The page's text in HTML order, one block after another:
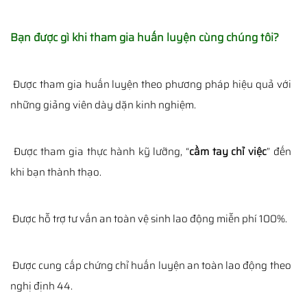
Bạn được gì khi tham gia huấn luyện cùng chúng tôi?
Được tham gia huấn luyện theo phương pháp hiệu quả với
những giảng viên dày dặn kinh nghiệm.
Được tham gia thực hành kỹ lưỡng, “cầm tay chỉ việc” đến
khi bạn thành thạo.
Được hỗ trợ tư vấn an toàn vệ sinh lao động miễn phí 100%.
Được cung cấp chứng chỉ huấn luyện an toàn lao động theo
nghị định 44.